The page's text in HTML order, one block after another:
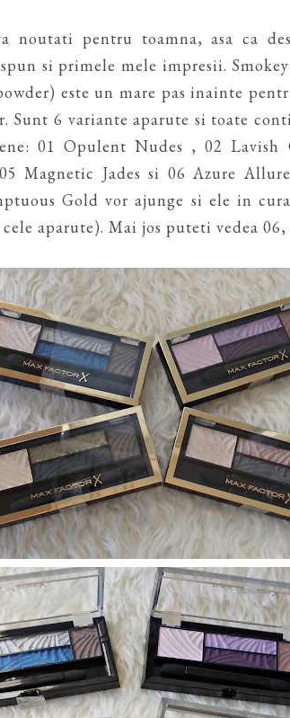
noutati pentru toamna, asa ca
spun si primele mele impresii.
este un mare pas inainte
Sunt 6 variante aparute si toate
01 Opulent Nudes , 02 Lavish
Magnetic Jades si 06 Azure
Gold vor ajunge si ele in
aparute). Mai jos puteti vedea 06,